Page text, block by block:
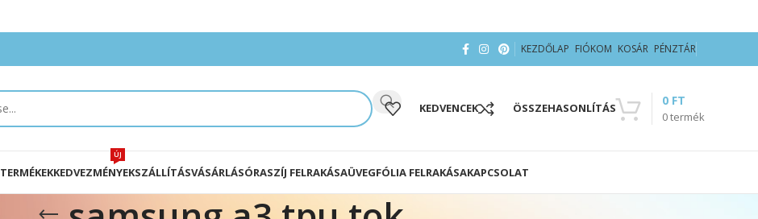
KEZDŐLAP FIÓKOM KOSÁR PÉNZTÁR
KEDVENCEK ÖSSZEHASONLÍTÁS
0termék
0 FT
TERMÉKEKKEDVEZMÉNYEK
ÚJ
SZÁLLÍTÁSVÁSÁRLÁSÓRASZÍJ FELRAKÁSAÜVEGFÓLIA FELRAKÁSAKAPCSOLAT